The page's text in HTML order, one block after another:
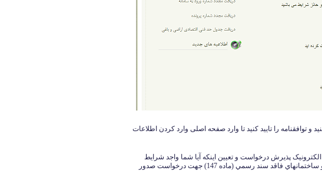
و توافقنامه را تایید کنید تا وارد صفحه اصلی وارد کردن اطلاعات
پذیرش درخواست و تعیین اینکه آیا شما واجد شرایط
قانون تعيين تكليف وضعيت ثبتي اراضي و ساختمانهاي فاقد سند رسمي (ماده 147) جهت درخواست صدور